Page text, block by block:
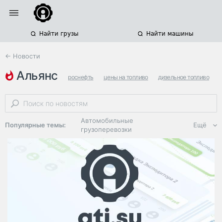
Найти грузы Найти машины
← Новости
альянс роснефть цены на топливо дизельное топливо
Популярные темы:
Автомобильные
грузоперевозки
Региональная
логистика
ЭДО, ИТ в
логистике
Дороги,
инфраструктура
Ещё